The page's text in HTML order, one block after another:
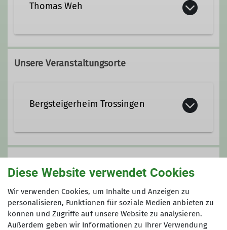
Thomas Weh
01575 8499005
Unsere Veranstaltungsorte
Bergsteigerheim Trossingen
Rosenstraße 3
78647 Trossingen
Gruppe
Bergsteigergruppe Trossingen
Diese Website verwendet Cookies
Wir verwenden Cookies, um Inhalte und Anzeigen zu
personalisieren, Funktionen für soziale Medien anbieten zu
können und Zugriffe auf unsere Website zu analysieren.
Außerdem geben wir Informationen zu Ihrer Verwendung